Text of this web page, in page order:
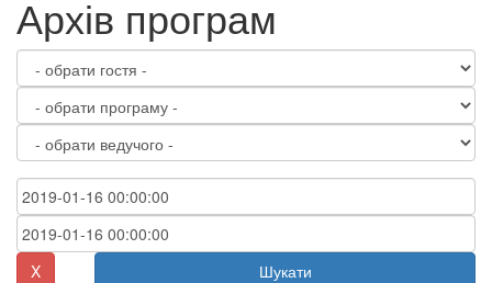
Архів програм
X Шукати